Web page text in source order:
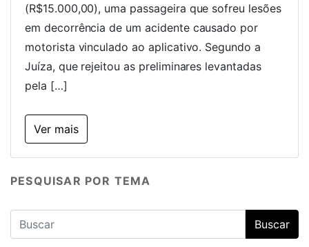
(R$15.000,00), uma passageira que sofreu lesões
em decorrência de um acidente causado por
motorista vinculado ao aplicativo. Segundo a
Juíza, que rejeitou as preliminares levantadas
pela […]
Ver mais
PESQUISAR POR TEMA